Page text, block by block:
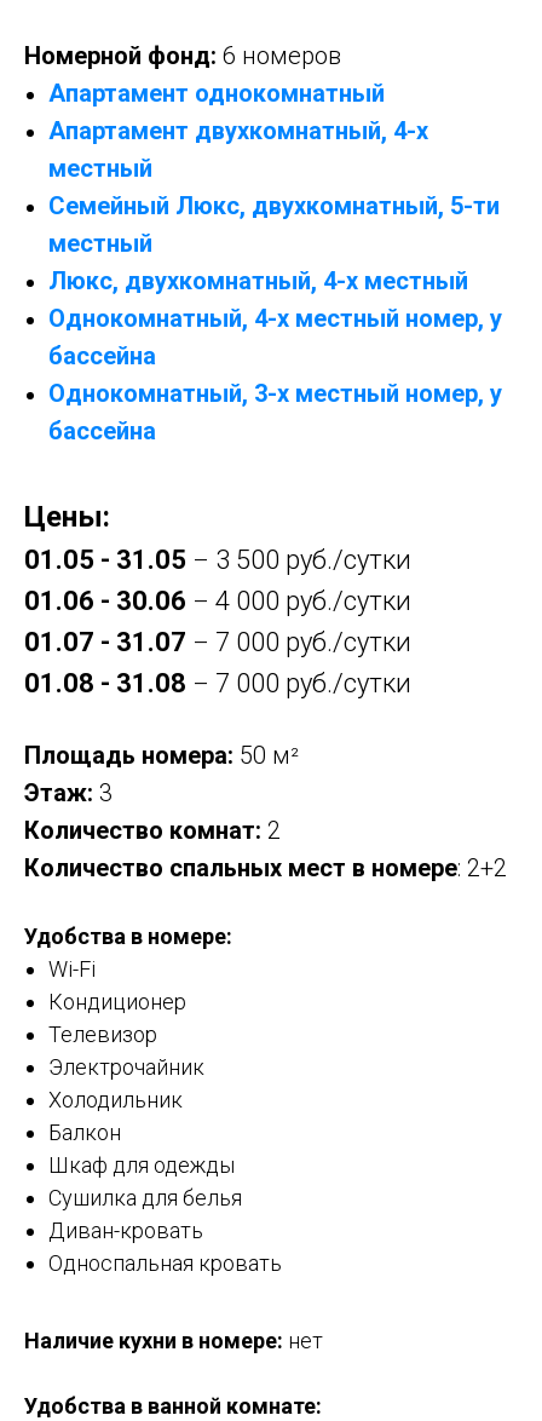
Номерной фонд: 6 номеров
Апартамент однокомнатный
Апартамент двухкомнатный, 4-х
местный
Семейный Люкс, двухкомнатный, 5-ти
местный
Люкс, двухкомнатный, 4-х местный
Однокомнатный, 4-х местный номер, у
бассейна
Однокомнатный, 3-х местный номер, у
бассейна
Цены:
01.05 - 31.05 – 3 500 руб./сутки
01.06 - 30.06 – 4 000 руб./сутки
01.07 - 31.07 – 7 000 руб./сутки
01.08 - 31.08 – 7 000 руб./сутки
Площадь номера: 50 м²
Этаж: 3
Количество комнат: 2
Количество спальных мест в номере: 2+2
Удобства в номере:
Wi-Fi
Кондиционер
Телевизор
Электрочайник
Холодильник
Балкон
Шкаф для одежды
Сушилка для белья
Диван-кровать
Односпальная кровать
Наличие кухни в номере: нет
Удобства в ванной комнате: